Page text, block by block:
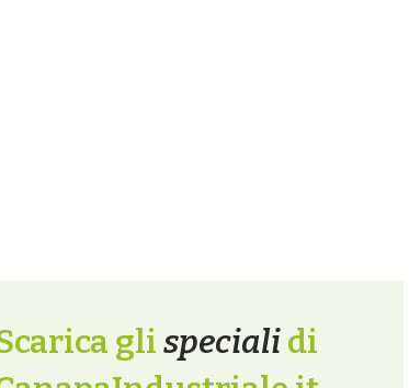
glispecialidi